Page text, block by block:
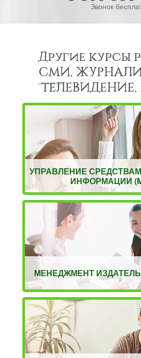
Звонок
Другие курсы
СМИ,
УПРАВЛЕНИЕ
ИНФОРМАЦИИ
МЕНЕДЖМЕНТ